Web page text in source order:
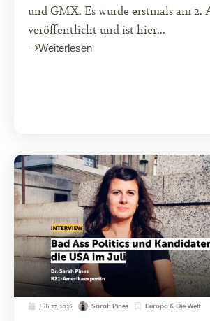
und GMX. Es wurde erstmals am 2.
veröffentlicht und ist hier...
Weiterlesen
Juli 27, 2026 Sarah Pines Europa & Die Welt